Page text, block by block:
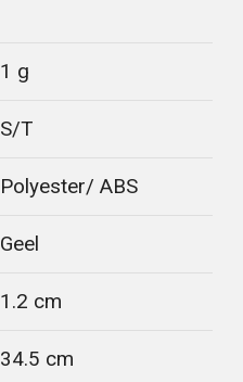
1 g
S/T
Polyester/ ABS
Geel
1.2 cm
34.5 cm